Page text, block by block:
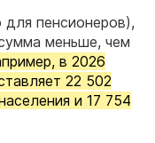
для пенсионеров),
меньше, чем
в 2026
22 502
и 17 754